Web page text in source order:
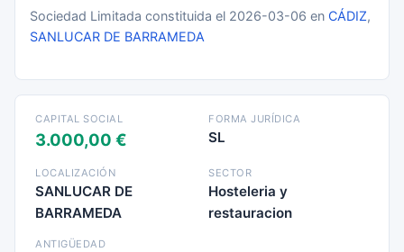
Sociedad Limitada constituida el 2026-03-06 en CÁDIZ,
SANLUCAR DE BARRAMEDA
CAPITAL SOCIAL
3.000,00 €
FORMA JURÍDICA
SL
LOCALIZACIÓN
SANLUCAR DE
BARRAMEDA
SECTOR
Hosteleria y
restauracion
ANTIGÜEDAD